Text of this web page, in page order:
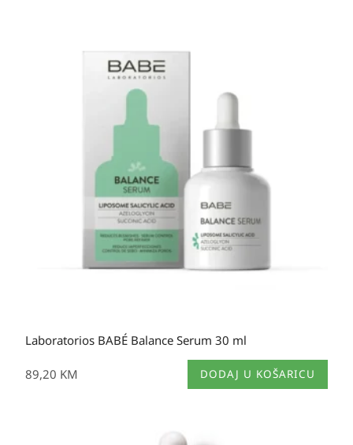
Laboratorios BABÉ Balance Serum 30 ml
89,20 KM DODAJ U KOŠARICU